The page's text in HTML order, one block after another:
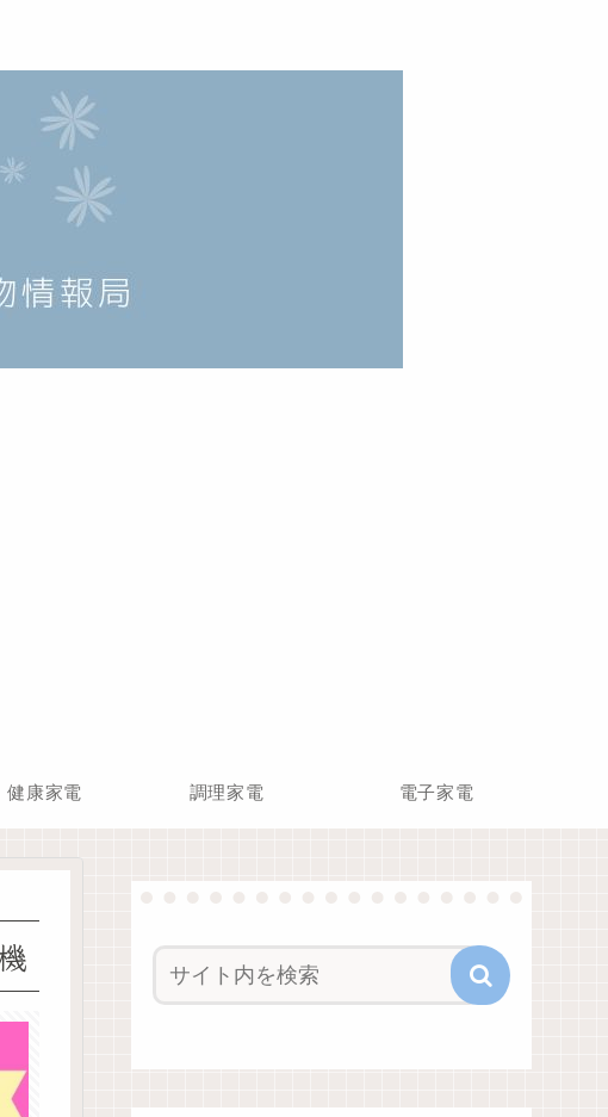
健康家電 調理家電 電子家電